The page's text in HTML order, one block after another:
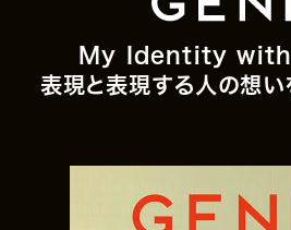
My Identity with
表現と表現する人の想い